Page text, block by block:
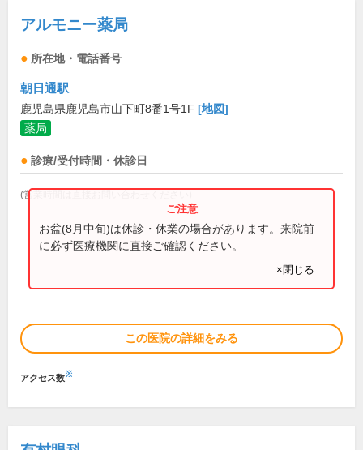
アルモニー薬局
所在地・電話番号
朝日通駅
鹿児島県鹿児島市山下町8番1号1F [地図]
薬局
診療/受付時間・休診日
(営業時間は直接お問い合わせください)
お盆(8月中旬)は休診・休業の場合があります。来院前
に必ず医療機関に直接ご確認ください。
×閉じる
この医院の詳細をみる
アクセス数※